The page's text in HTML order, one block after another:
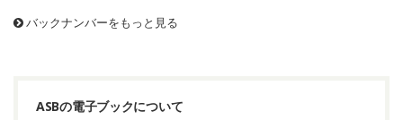
バックナンバーをもっと見る
ASBの電子ブックについて